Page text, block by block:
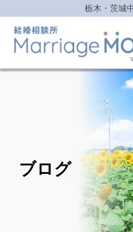
栃木・茨城
ブログ